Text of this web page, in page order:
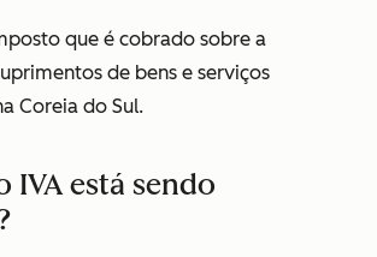
que é cobrado sobre a
de bens e serviços
Coreia do Sul.
IVA está sendo